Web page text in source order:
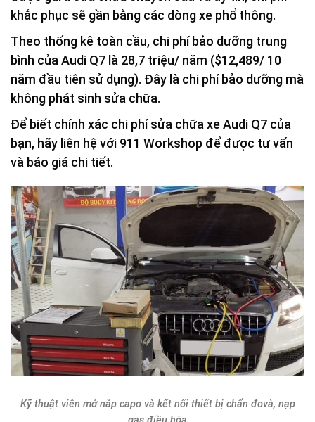
khắc phục sẽ gần bằng các dòng xe phổ thông.
Theo thống kê toàn cầu, chi phí bảo dưỡng trung
bình của Audi Q7 là 28,7 triệu/ năm ($12,489/ 10
năm đầu tiên sử dụng). Đây là chi phí bảo dưỡng mà
không phát sinh sửa chữa.
Để biết chính xác chi phí sửa chữa xe Audi Q7 của
bạn, hãy liên hệ với 911 Workshop để được tư vấn
và báo giá chi tiết.
Kỹ thuật viên mở nắp capo và kết nối thiết bị chẩn đovà, nạp